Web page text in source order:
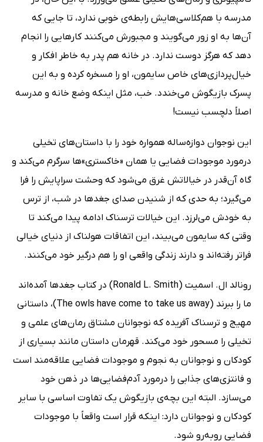
مدرسه با هم‌کلاسی‌هایش رابطه‌ی خوبی ندارد، تا جایی که
آن‌ها به او زور می‌گویند و مجبورش می‌کنند کارهایی را انجام
دهد که هرگز دوست ندارد. در خانه هم پدر به خاطر افکار و
خیال‌پردازی‌های خاص سایمون، او را مسخره کرده و به این
پسرک بازیگوش می‌خندد. خب، مثل اینکه وضع خانه و مدرسه
اصلاً دلچسب نیست!
این نوجوان دوازه‌ساله همواره خود را با داستان‌های تخیلی
درمورد موجودات فضایی یا همان «خاکستری»‌ها سرگرم می‌کند و
گاه آن‌قدر در خیالاتش غرق می‌شود که وحشت سراپایش را فرا
می‌گیرد؛ به حدی که از شنیدن صدای جغدها در شب، از ترس
به خودش می‌لرزد. این خیالات ترسناک ادامه پیدا می‌کند تا
وقتی که سایمون می‌بیند، این اتفاقات هولناک از دنیای خیالی
فراتر رفته‌اند و دارند زندگی واقعی او را هم درگیر خود می‌کنند.
رونالد ال. اسمیت (Ronald L. Smith) در کتاب جغدها آمده‌اند
ما را ببرند (The owls have come to take us away)، داستانی
مهیج و ترسناک آفریده که نوجوانان مشتاق رمان‌های علمی و
تخیلی را مسحور خود می‌کند. قهرمان داستان مانند بسیاری از
کودکان و نوجوانان به نجوم و موجودات فضایی علاقه‌مند است
و فانتزی‌های جذابی را درمورد آدم‌فضایی‌ها در ذهن خود
می‌سازد. البته این بچه‌ی بازیگوش یک تفاوت اساسی با سایر
کودکان و نوجوانان دارد: اینکه قرار است واقعاً با موجودات
فضایی روبه‌رو شود.